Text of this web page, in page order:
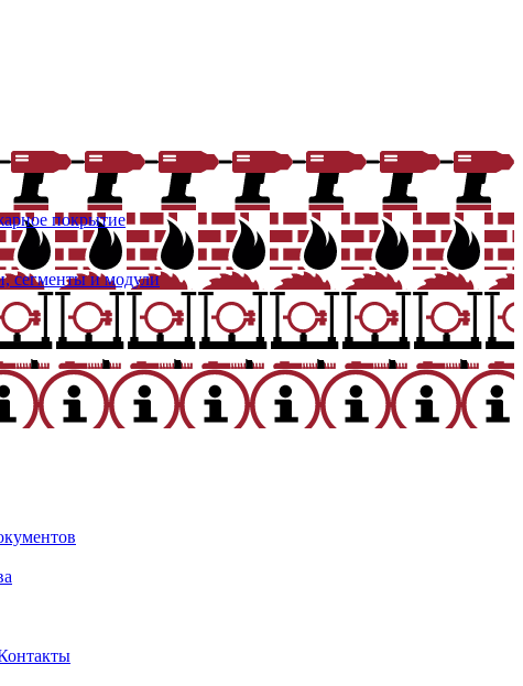
покрытие
сегменты и модули